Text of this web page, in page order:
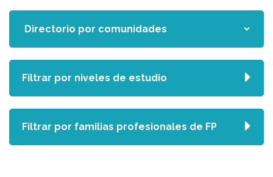
Filtrar por niveles de estudio
Filtrar por familias profesionales de FP